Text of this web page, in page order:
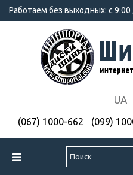
Работаем без выходных: с 9:00
UA
(067) 1000-662 (099)